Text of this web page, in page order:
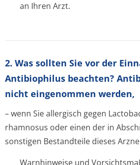
an Ihren Arzt.
2. Was sollten Sie vor der
Antibiophilus beachten?
nicht eingenommen werden,
– wenn Sie allergisch gegen
rhamnosus oder einen der in
sonstigen Bestandteile dieses
Warnhinweise und